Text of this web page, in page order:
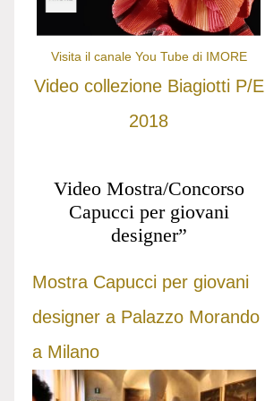
Visita il canale You Tube di IMORE
Video collezione Biagiotti P/E
2018
Video Mostra/Concorso
Capucci per giovani
designer”
Mostra Capucci per giovani
designer a Palazzo Morando
a Milano